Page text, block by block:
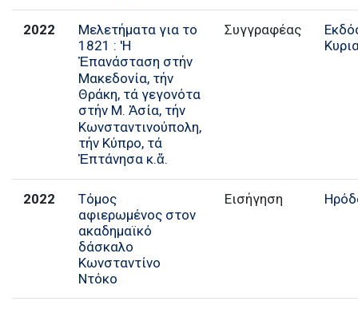
2022
Μελετήματα για το
1821 : 'H
Ἐπανάσταση στήν
Μακεδονία, τήν
Θράκη, τά γεγονότα
στήν Μ. Ἀσία, τήν
Κωνσταντινούπολη,
τήν Κύπρο, τά
Ἑπτάνησα κ.ἄ.
Συγγραφέας
2022
Τόμος
αφιερωμένος στον
ακαδημαϊκό
δάσκαλο
Κωνσταντίνο
Ντόκο
Εισήγηση